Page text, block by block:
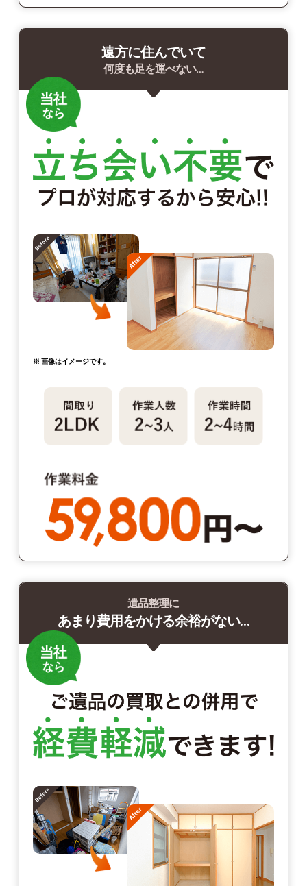
遠方に住んでいて
何度も足を運べない…
※ 画像はイメージです。
遺品整理に
あまり費用をかける余裕がない…